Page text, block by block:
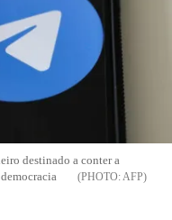
destinado a conter a
AFP